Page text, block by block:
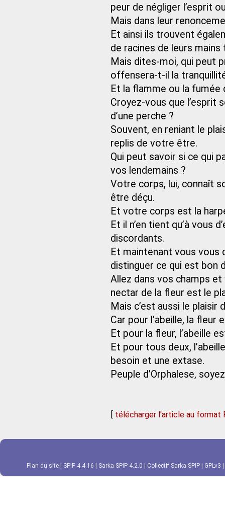
peur de négliger l’esprit
Mais dans leur
Et ainsi ils trouvent
de racines de leurs
Mais dites-moi, qui peut
offensera-t-il la
Et la flamme ou la
Croyez-vous que l’esprit
d’une perche ?
Souvent, en reniant le
replis de votre être.
Qui peut savoir si ce qui
vos lendemains ?
Votre corps, lui, connaît
être déçu.
Et votre corps est la
Et il n’en tient qu’à vous
discordants.
Et maintenant vous
distinguer ce qui est bon
Allez dans vos champs
nectar de la fleur est le
Mais c’est aussi le plaisir
Car pour l’abeille, la fleur
Et pour la fleur, l’abeille
Et pour tous deux,
besoin et une extase.
Peuple d’Orphalese,
[ télécharger l'article au format
Plan du site SPIP 4.4.16 Sarka-SPIP 4.2.0 Collectif Sarka-SPIP GPLv3